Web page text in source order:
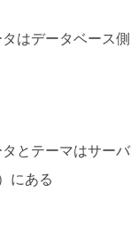
はデータベース
とテーマはサー
にある